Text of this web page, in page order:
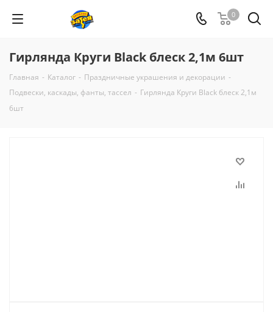
0
Гирлянда Круги Black блеск 2,1м 6шт
Главная - Каталог - Праздничные украшения и декорации -
Подвески, каскады, фанты, тассел - Гирлянда Круги Black блеск 2,1м
6шт